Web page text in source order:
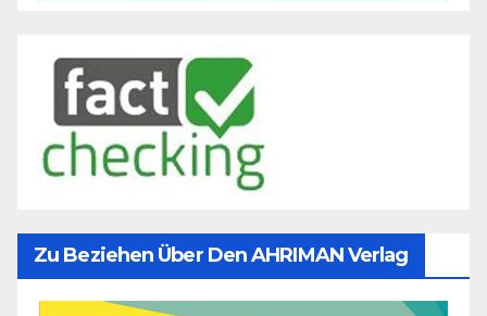
Zu Beziehen Über Den AHRIMAN Verlag